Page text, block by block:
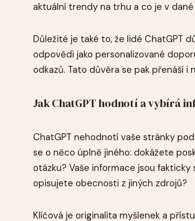
aktuální trendy na trhu a co je v
Důležité je také to, že lidé ChatGPT
odpovědi jako personalizované
odkazů. Tato důvěra se pak přenáší
Jak ChatGPT hodnotí a vybírá
ChatGPT nehodnotí vaše stránky
se o něco úplně jiného: dokážete
otázku? Vaše informace jsou
opisujete obecnosti z jiných zdrojů?
Klíčová je originalita myšlenek a